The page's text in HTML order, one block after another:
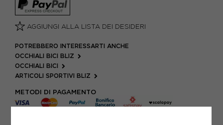
AGGIUNGI ALLA LISTA DEI DESIDERI
POTREBBERO INTERESSARTI ANCHE
OCCHIALI BICI BLIZ
OCCHIALI BICI
ARTICOLI SPORTIVI BLIZ
METODI DI PAGAMENTO